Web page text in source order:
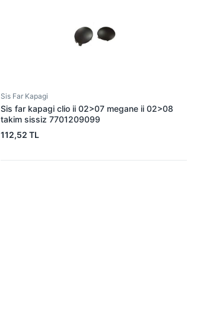
Sis Far Kapagi
Sis far kapagi clio ii 02>07 megane ii 02>08
takim sissiz 7701209099
112,52 TL